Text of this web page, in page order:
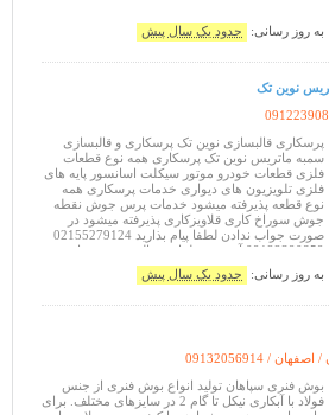
به روز رسانی: حدود یک سال پیش
نوین تک
پرسکاری قالبسازی نوین تک پرسکاری و قالبسازی
سمبه ماتریس نوین تک پرسکاری همه نوع قطعات
فلزی قطعات خودرو موتور سیکلت اسانسور پایه های
فلزی تلویزیون های دیواری خدمات پرسکاری همه
نوع قطعه پذیرفته میشود خدمات پرس جوش نقطه
جوش سوراخ کاری قلاویزکاری پذیرفته میشود در
صورت جواب ندادن لطفا پیام بذارید 02155279124
09122390859 آموزش طراحی قالب سنبه و ماتریس
آموزش قالب سازی صنعتی پرس بدنه خودرو
به روز رسانی: حدود یک سال پیش
/ اصفهان / 09132056914
بوش فنری سپاهان تولید انواع بوش فنری از جنس
فولاد با آبکاری نیکل تا گام‌ 2 در سایزهای مختلف. برای